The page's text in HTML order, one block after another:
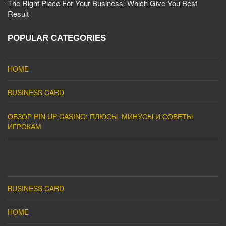
The Right Place For Your Business. Which Give You Best
Result
POPULAR CATEGORIES
HOME
BUSINESS CARD
ОБЗОР PIN UP CASINO: ПЛЮСЫ, МИНУСЫ И СОВЕТЫ
ИГРОКАМ
BUSINESS CARD
HOME